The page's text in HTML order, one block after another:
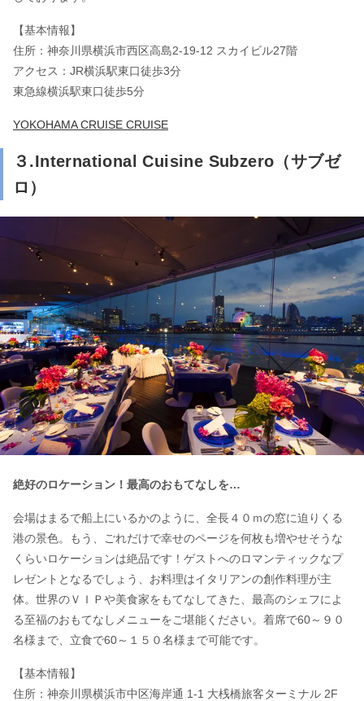
【基本情報】
住所：神奈川県横浜市西区高島2-19-12 スカイビル27階
アクセス：JR横浜駅東口徒歩3分
東急線横浜駅東口徒歩5分
YOKOHAMA CRUISE CRUISE
３.International Cuisine Subzero（サブゼ
ロ）
絶好のロケーション！最高のおもてなしを…
会場はまるで船上にいるかのように、全長４０ｍの窓に迫りくる
港の景色。もう、ごれだけで幸せのページを何枚も増やせそうな
くらいロケーションは絶品です！ゲストへのロマンティックなプ
レゼントとなるでしょう、お料理はイタリアンの創作料理が主
体。世界のＶＩＰや美食家をもてなしてきた、最高のシェフによ
る至福のおもてなしメニューをご堪能ください。着席で60～９０
名様まで、立食で60～１５０名様まで可能です。
【基本情報】
住所：神奈川県横浜市中区海岸通 1-1 大桟橋旅客ターミナル 2F